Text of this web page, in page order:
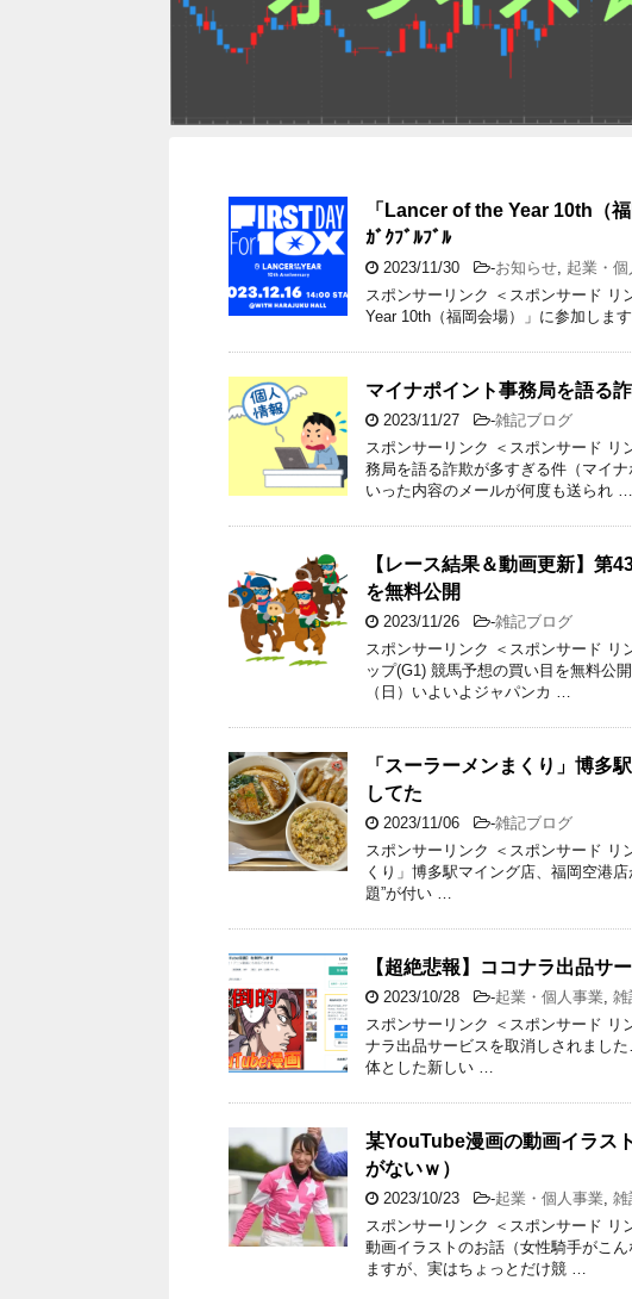
「Lancer of the Year 10th（
ｶﾞｸﾌﾞﾙﾌﾞﾙ
2023/11/30 -お知らせ, 起業・個
スポンサーリンク ＜スポンサード
Year 10th（福岡会場）」に参加しま
マイナポイント事務局を語る
2023/11/27 -雑記ブログ
スポンサーリンク ＜スポンサード
務局を語る詐欺が多すぎる件（マイ
いった内容のメールが何度も送られ …
【レース結果＆動画更新】第
を無料公開
2023/11/26 -雑記ブログ
スポンサーリンク ＜スポンサード リ
ップ(G1) 競馬予想の買い目を無料
（日）いよいよジャパンカ …
「スーラーメンまくり」博多
してた
2023/11/06 -雑記ブログ
スポンサーリンク ＜スポンサード リ
くり」博多駅マイング店、福岡空港
題”が付い …
【超絶悲報】ココナラ出品サ
2023/10/28 -起業・個人事業, 雑
スポンサーリンク ＜スポンサード リ
ナラ出品サービスを取消しされまし
体とした新しい …
某YouTube漫画の動画イラス
がないｗ）
2023/10/23 -起業・個人事業, 雑
スポンサーリンク ＜スポンサード リ
動画イラストのお話（女性騎手がこ
ますが、実はちょっとだけ競 …